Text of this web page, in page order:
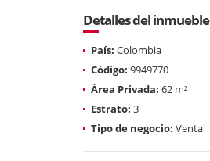
Detalles del inmueble
País: Colombia
Código: 9949770
Área Privada: 62 m²
Estrato: 3
Tipo de negocio: Venta